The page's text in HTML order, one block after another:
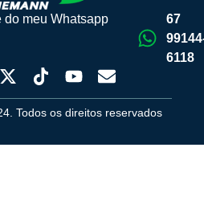
do meu Whatsapp
67
6118
Todos os direitos reservados